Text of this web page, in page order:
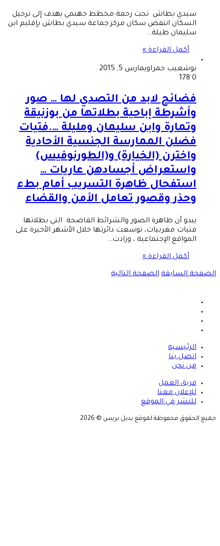
سيدي بطاش تحت رحمة مخطط جهنمي يهدف إلى ترحيل
السكان انتفض سكان مركز جماعة سيدي بطاش بإقليم ابن
سليمان طيلة…
أكمل القراءة »
بوشعيب حمراويمارس 5, 2015
0
فضائح لابد من التصدي لها … صور
وأشرطة إباحية بطلاتها من بوزنيقة
وتمارة وابن سليمان ومليلة ….فتيات
فضلن الممارسة الجنسية الأحادية
واخترن (الخيارة) و(الطورنوفيس)
واستعراض أجسادهن عاريات …
استفحال ظاهرة التسريب أمام بطء
وحذر وقصور تعامل الأمن والقضاء
يبدو أن ظاهرة الصور والشرائط الفاضحة التي بطلاتها
فتيات مغربيات، توسعت دائرتها خلال الأشهر الأخيرة على
المواقع الإجتماعية ، وزادت…
أكمل القراءة »
الصفحة السابقة الصفحة التالية
الرئيسية
اتصل بنا
من نحن
فريق العمل
للإعلان معنا
للنشر في الموقع
جميع الحقوق محفوظة لموقع بديل بريس © 2026